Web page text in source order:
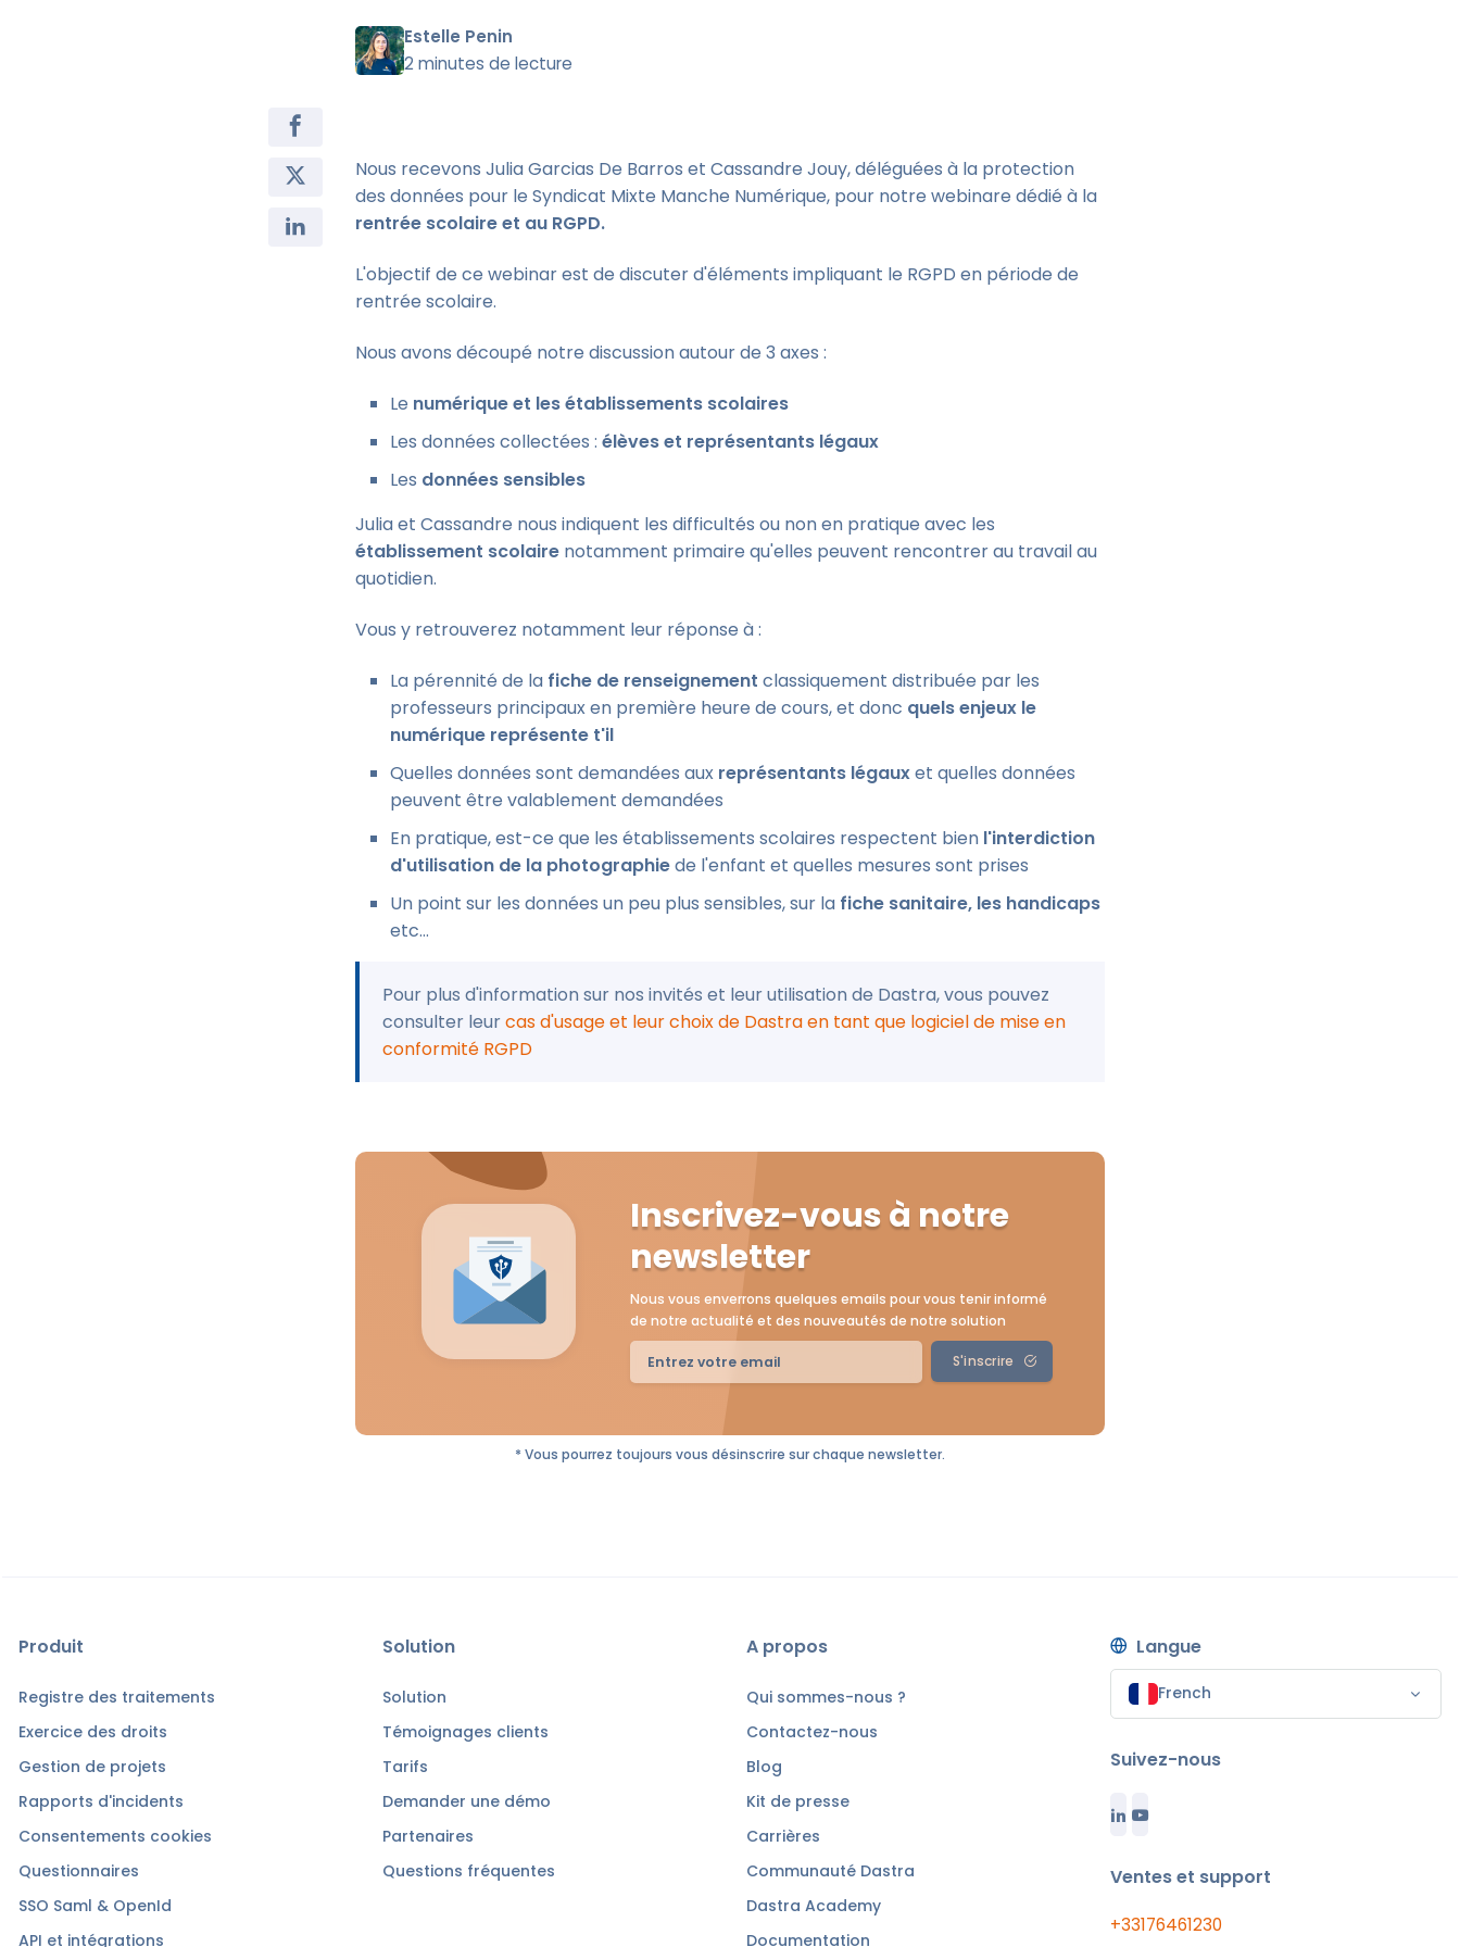
Estelle Penin
2 minutes de lecture
Nous recevons Julia Garcias De Barros et Cassandre Jouy, déléguées à la protection
des données pour le Syndicat Mixte Manche Numérique, pour notre webinare dédié à la
rentrée scolaire et au RGPD.
L'objectif de ce webinar est de discuter d'éléments impliquant le RGPD en période de
rentrée scolaire.
Nous avons découpé notre discussion autour de 3 axes :
Le numérique et les établissements scolaires
Les données collectées : élèves et représentants légaux
Les données sensibles
Julia et Cassandre nous indiquent les difficultés ou non en pratique avec les
établissement scolaire notamment primaire qu'elles peuvent rencontrer au travail au
quotidien.
Vous y retrouverez notamment leur réponse à :
La pérennité de la fiche de renseignement classiquement distribuée par les
professeurs principaux en première heure de cours, et donc quels enjeux le
numérique représente t'il
Quelles données sont demandées aux représentants légauxet quelles données
peuvent être valablement demandées
En pratique, est-ce que les établissements scolaires respectent bien l'interdiction
d'utilisation de la photographiede l'enfant et quelles mesures sont prises
Un point sur les données un peu plus sensibles, sur la fiche sanitaire, les handicaps
etc...
Pour plus d'information sur nos invités et leur utilisation de Dastra, vous pouvez
consulter leurcas d'usage et leur choix de Dastra en tant que logiciel de mise en
conformité RGPD
Inscrivez-vous à notre
newsletter
Nous vous enverrons quelques emails pour vous tenir informé
de notre actualité et des nouveautés de notre solution
S'inscrire
* Vous pourrez toujours vous désinscrire sur chaque newsletter.
Produit
Registre des traitements
Exercice des droits
Gestion de projets
Rapports d'incidents
Consentements cookies
Questionnaires
SSO Saml & OpenId
API et intégrations
Solution
Solution
Témoignages clients
Tarifs
Demander une démo
Partenaires
Questions fréquentes
A propos
Qui sommes-nous ?
Contactez-nous
Blog
Kit de presse
Carrières
Communauté Dastra
Dastra Academy
Documentation
Langue
French
Suivez-nous
Ventes et support
+33176461230